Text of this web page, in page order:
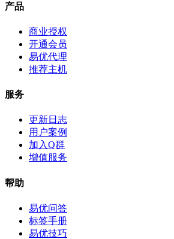
产品
商业授权
开通会员
易优代理
推荐主机
服务
更新日志
用户案例
加入Q群
增值服务
帮助
易优问答
标签手册
易优技巧